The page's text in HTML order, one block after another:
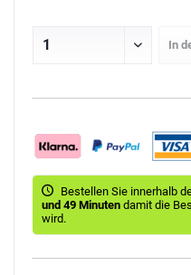
In
Bestellen Sie innerhalb
und 49 Minuten damit die
wird.